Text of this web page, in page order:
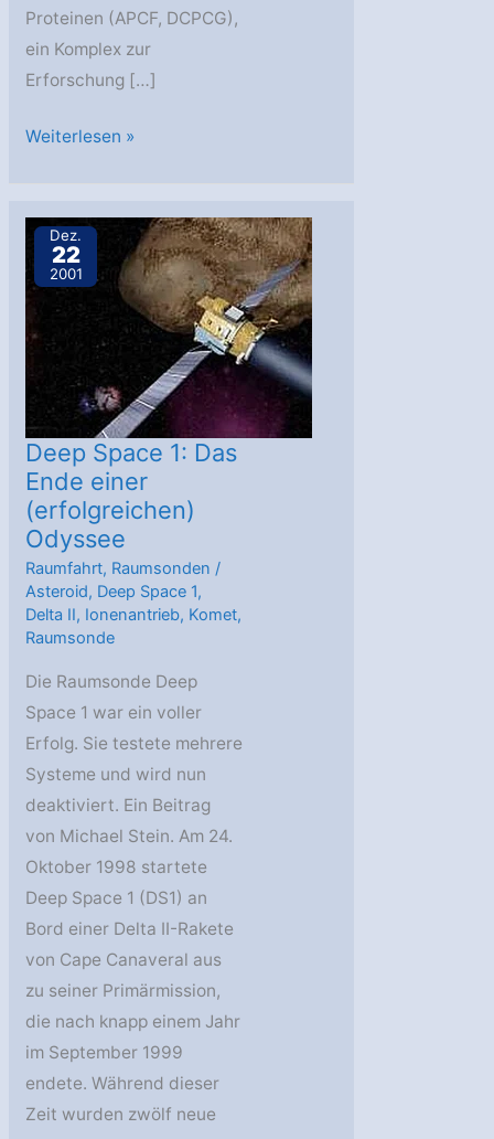
Proteinen (APCF, DCPCG),
ein Komplex zur
Erforschung […]
Expedition
Weiterlesen »
Dez.
22
2001
Deep Space 1: Das
Ende einer
(erfolgreichen)
Odyssee
Raumfahrt, Raumsonden /
Asteroid, Deep Space 1,
Delta II, Ionenantrieb, Komet,
Raumsonde
Die Raumsonde Deep
Space 1 war ein voller
Erfolg. Sie testete mehrere
Systeme und wird nun
deaktiviert. Ein Beitrag
von Michael Stein. Am 24.
Oktober 1998 startete
Deep Space 1 (DS1) an
Bord einer Delta II-Rakete
von Cape Canaveral aus
zu seiner Primärmission,
die nach knapp einem Jahr
im September 1999
endete. Während dieser
Zeit wurden zwölf neue